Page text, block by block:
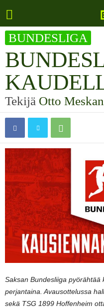
BUNDESLIGA
Tekijä Otto
Saksan Bundesliiga pyörähtää
perjantaina. Avausottelussa
sekä TSG 1899 Hoffenheim